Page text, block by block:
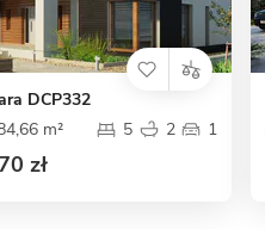
DCP332
m²
5 2 1
zł